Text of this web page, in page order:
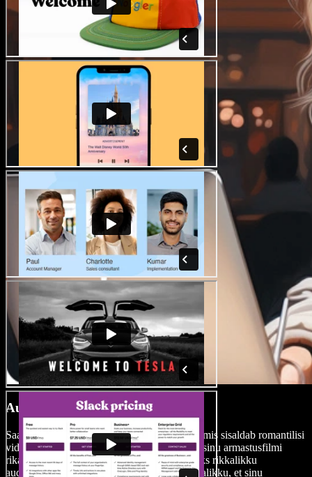
Autoritasudeta meediakogu
Saad ligi laiale autoritasudeta meediakogule, mis sisaldab romantilisi
videoklippe, pilte, helifaile ja taustamuusikat sinu armastusfilmi
rikastamiseks. Speechify Studio peab oluliseks rikkalikku
audiovisuaalset kogemust ja pakub kõike vajalikku, et sinu